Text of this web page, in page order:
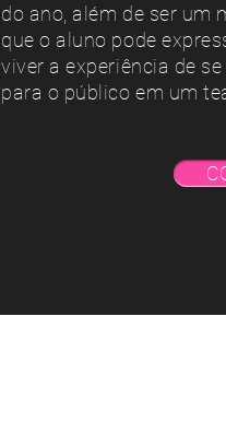
do ano, além de ser um
que o aluno pode
viver a experiência de
para o público em um